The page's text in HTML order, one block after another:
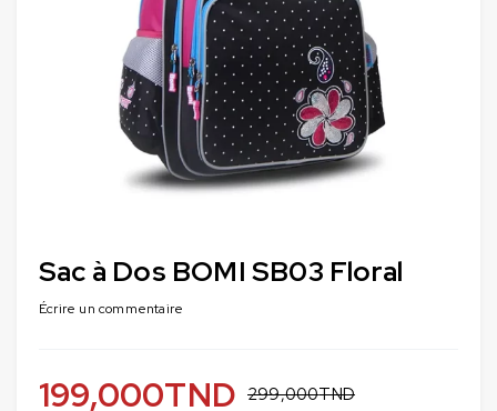
Sac à Dos BOMI SB03 Floral
Écrire un commentaire
299,000TND
199,000TND